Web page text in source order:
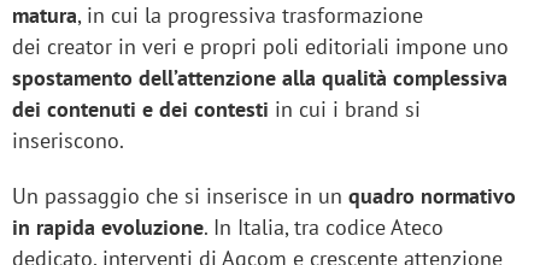
matura, in cui la progressiva trasformazione
dei creator in veri e propri poli editoriali impone uno
spostamento dell’attenzione alla qualità complessiva
dei contenuti e dei contesti in cui i brand si
inseriscono.
Un passaggio che si inserisce in un quadro normativo
in rapida evoluzione. In Italia, tra codice Ateco
dedicato, interventi di Agcom e crescente attenzione